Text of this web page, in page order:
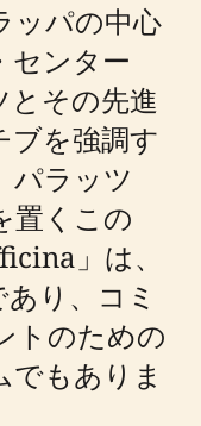
ッパの中心
センター
とその先進
ブを強調す
パラッツ
置くこの
」は、
り、コミ
トのための
もありま